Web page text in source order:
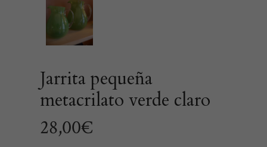
Jarrita pequeña
metacrilato verde claro
28,00€